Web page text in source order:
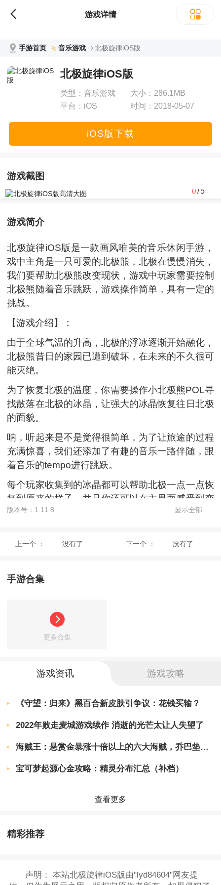
游戏详情
手游首页 音乐游戏 北极旋律iOS版
北极旋律iOS版
类型： 音乐游戏 大小： 286.1MB
平台： iOS 时间： 2018-05-07
iOS版下载
游戏截图
0/5
游戏简介
北极旋律iOS版是一款画风唯美的音乐休闲手游，
戏中主角是一只可爱的北极熊，北极在慢慢消失，
我们要帮助北极熊改变现状，游戏中玩家需要控制
北极熊随着音乐跳跃，游戏操作简单，具有一定的
挑战。
【游戏介绍】：
由于全球气温的升高，北极的浮冰逐渐开始融化，
北极熊昔日的家园已遭到破坏，在未来的不久很可
能灭绝。
为了恢复北极的温度，你需要操作小北极熊POL寻
找散落在北极的冰晶，让强大的冰晶恢复往日北极
的面貌。
呐，听起来是不是觉得很简单，为了让旅途的过程
充满惊喜，我们还添加了有趣的音乐一路伴随，跟
着音乐的tempo进行跳跃。
每个玩家收集到的冰晶都可以帮助北极一点一点恢
复到原来的样子，并且你还可以在主界面感受到变
化，让全球的玩家来帮助北极恢复原来的面貌吧！
点击屏幕左侧，下降冰柱，点击屏幕右侧，升高冰
小熊POL会自己跳着前进，上下都无需玩家操作。
版本号：1.11.8 显示全部
上一个 ： 没有了 下一个 ： 没有了
手游合集
更多合集
游戏资讯 游戏攻略
《守望：归来》黑百合新皮肤引争议：花钱买输？
2022年败走麦城游戏续作 消逝的光芒太让人失望了
海贼王：悬赏金暴涨十倍以上的六大海贼，乔巴垫底，巴基只能第2
宝可梦起源心金攻略：精灵分布汇总（补档）
查看更多
精彩推荐
声明：
本站北极旋律iOS版由"lyd84604"网友提